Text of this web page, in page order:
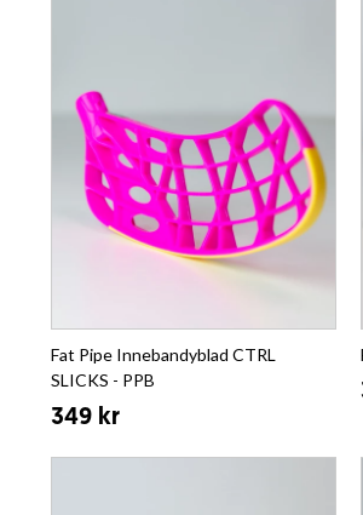
Fat Pipe Innebandyblad CTRL
SLICKS - PPB
349 kr